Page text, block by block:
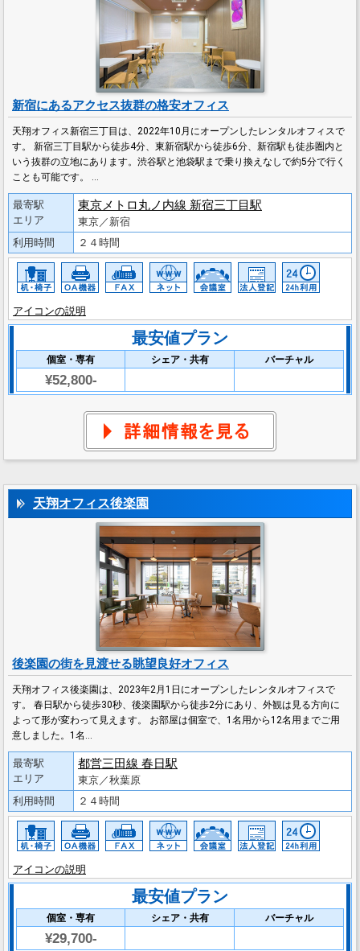
新宿にあるアクセス抜群の格安オフィス
天翔オフィス新宿三丁目は、2022年10月にオープンしたレンタルオフィスで
す。 新宿三丁目駅から徒歩4分、東新宿駅から徒歩6分、新宿駅も徒歩圏内と
いう抜群の立地にあります。渋谷駅と池袋駅まで乗り換えなしで約5分で行く
ことも可能です。 …
最寄駅
エリア
東京メトロ丸ノ内線 新宿三丁目駅
東京／新宿
利用時間
２４時間
アイコンの説明
最安値プラン
個室・専有 シェア・共有 バーチャル
¥52,800-
天翔オフィス後楽園
後楽園の街を見渡せる眺望良好オフィス
天翔オフィス後楽園は、2023年2月1日にオープンしたレンタルオフィスで
す。 春日駅から徒歩30秒、後楽園駅から徒歩2分にあり、外観は見る方向に
よって形が変わって見えます。 お部屋は個室で、1名用から12名用までご用
意しました。1名…
最寄駅
エリア
都営三田線 春日駅
東京／秋葉原
利用時間
２４時間
アイコンの説明
最安値プラン
個室・専有 シェア・共有 バーチャル
¥29,700-